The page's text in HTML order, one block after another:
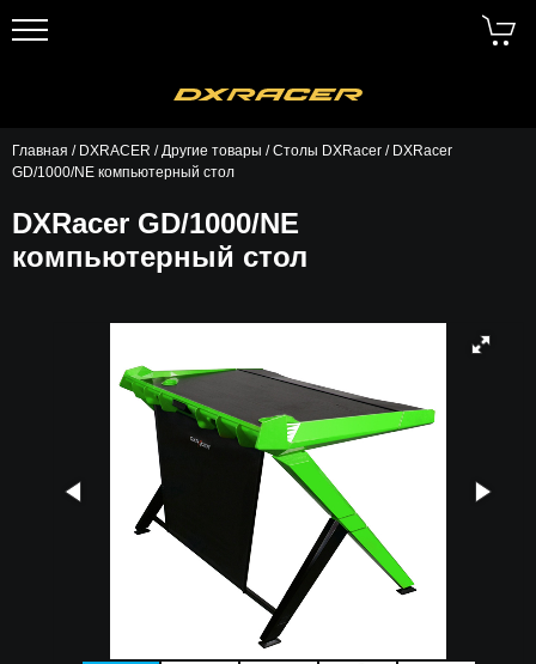
Главная / DXRACER /Другие товары /Столы DXRacer / DXRacer
GD/1000/NE компьютерный стол
DXRacer GD/1000/NE
компьютерный стол